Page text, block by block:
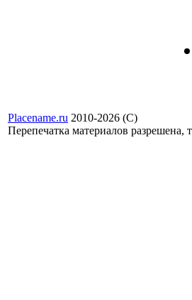
Placename.ru 2010-2026 (С)
Перепечатка материалов